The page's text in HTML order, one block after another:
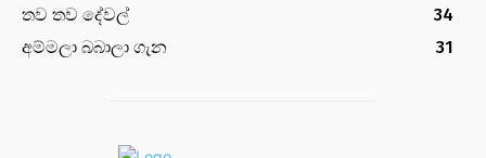
තව තව දේවල්
34
අම්මලා බබාලා ගැන
31